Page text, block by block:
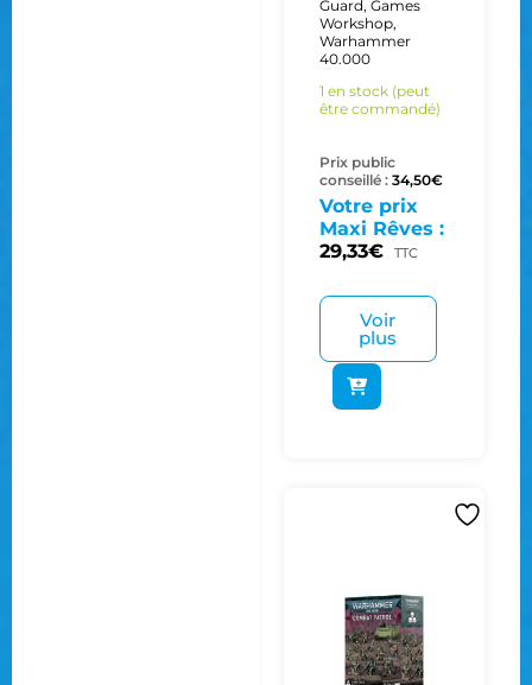
Guard, Games
Workshop,
Warhammer
40.000
1 en stock (peut
être commandé)
Prix public
conseillé : 34,50€
Votre prix
Maxi Rêves :
29,33€ TTC
Voir
plus